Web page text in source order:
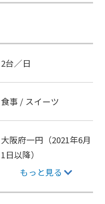
2台／日
食事 / スイーツ
大阪府一円（2021年6月
1日以降）
もっと見る